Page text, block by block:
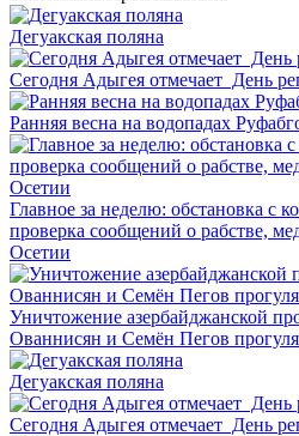
Дегуакская поляна
Сегодня Адыгея отмечает День
Ранняя весна на водопадах
Главное за неделю: обстановка с
проверка сообщений о рабстве,
Осетии
Уничтожение азербайджанской
Ованнисян и Семён Пегов
Дегуакская поляна
Сегодня Адыгея отмечает День